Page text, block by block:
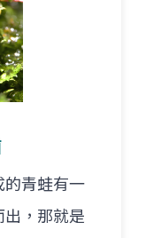
的青蛙有一
，那就是